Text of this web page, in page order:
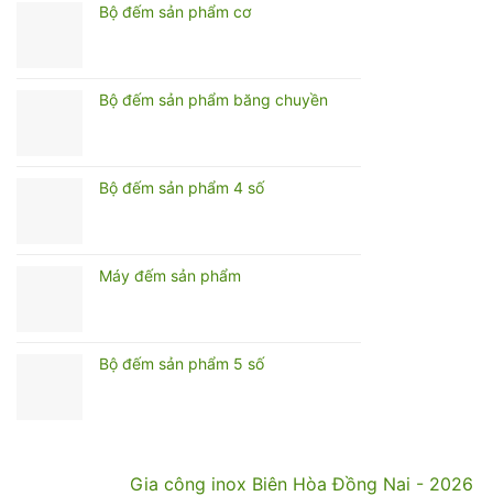
Bộ đếm sản phẩm cơ
Bộ đếm sản phẩm băng chuyền
Bộ đếm sản phẩm 4 số
Máy đếm sản phẩm
Bộ đếm sản phẩm 5 số
Gia công inox Biên Hòa Đồng Nai - 2026